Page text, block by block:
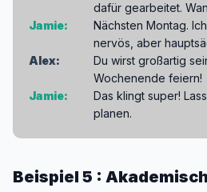
dafür gearbeitet.
Jamie:
Nächsten Montag.
nervös, aber
Alex:
Du wirst großartig
Wochenende feiern!
Jamie:
Das klingt super!
planen.
Beispiel 5 :